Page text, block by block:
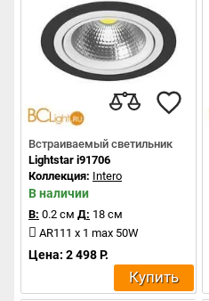
Встраиваемый светильник
Lightstar i91706
Коллекция: Intero
В наличии
В: 0.2 см Д: 18 см
AR111 x 1 max 50W
Цена: 2 498 Р.
Купить